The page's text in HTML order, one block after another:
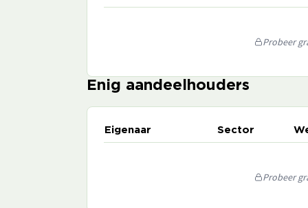
Probeer
Enig aandeelhouders
Eigenaar Sector
Probeer